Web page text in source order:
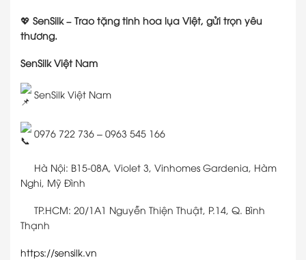
💖 SenSilk – Trao tặng tinh hoa lụa Việt, gửi trọn yêu
thương.
SenSilk Việt Nam
SenSilk Việt Nam
0976 722 736 – 0963 545 166
Hà Nội: B15-08A, Violet 3, Vinhomes Gardenia, Hàm
Nghi, Mỹ Đình
TP.HCM: 20/1A1 Nguyễn Thiện Thuật, P.14, Q. Bình
Thạnh
https://sensilk.vn